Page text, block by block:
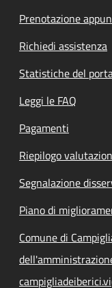
Prenotazione
Richiedi assistenza
Statistiche del
Leggi le FAQ
Pagamenti
Riepilogo
Segnalazione
Piano di
Comune di